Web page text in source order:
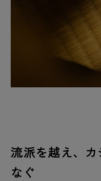
流派を越え、
なぐ